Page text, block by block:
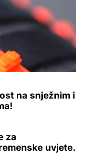
na snježnim i
za
uvjete.